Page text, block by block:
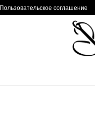
Пользовательское соглашение